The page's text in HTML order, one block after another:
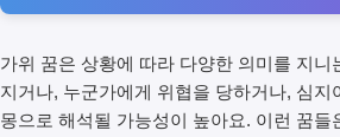
가위 꿈은 상황에 따라 다양한 의미를 지니
지거나, 누군가에게 위협을 당하거나, 심지
몽으로 해석될 가능성이 높아요. 이런 꿈들